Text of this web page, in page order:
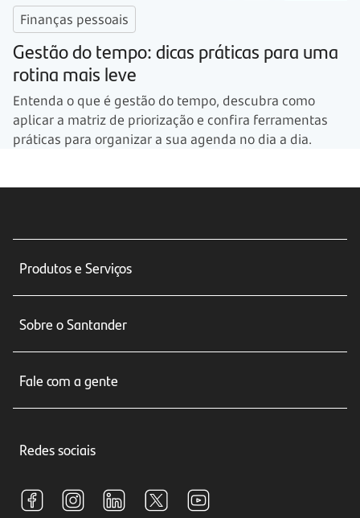
Finanças pessoais
Gestão do tempo: dicas práticas para uma
rotina mais leve
Entenda o que é gestão do tempo, descubra como
aplicar a matriz de priorização e confira ferramentas
práticas para organizar a sua agenda no dia a dia.
Produtos e Serviços
Seguros
Crédito e Financiamentos
Investimentos
Sobre o Santander
Relações com Investidores
Fale com a gente
Central de Renegociação
S.A.C
Redes sociais